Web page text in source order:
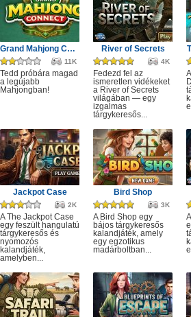
Grand Mahjong Connect
11K
Tedd próbára magad
a legújabb
Mahjongban!
River of Secrets
4K
Fedezd fel az
ismeretlen vidékeket
a River of Secrets
világában — egy
izgalmas
tárgykeresős...
Jackpot Case
2K
A The Jackpot Case
egy feszült hangulatú
tárgykeresős és
nyomozós
kalandjáték,
amelyben...
Bird Shop
3K
A Bird Shop egy
bájos tárgykeresős
kalandjáték, amely
egy egzotikus
madárboltban...